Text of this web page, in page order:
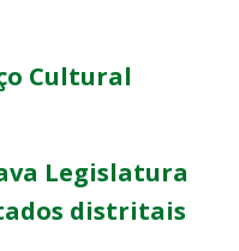
Cultural
Legislatura
distritais